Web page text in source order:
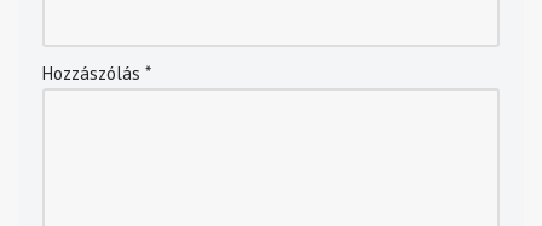
Hozzászólás *